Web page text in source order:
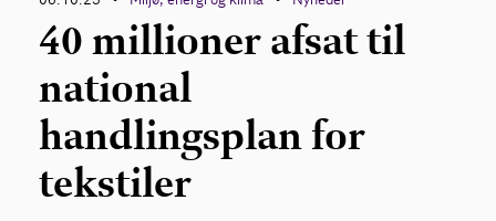
40 millioner afsat til
national
handlingsplan for
tekstiler